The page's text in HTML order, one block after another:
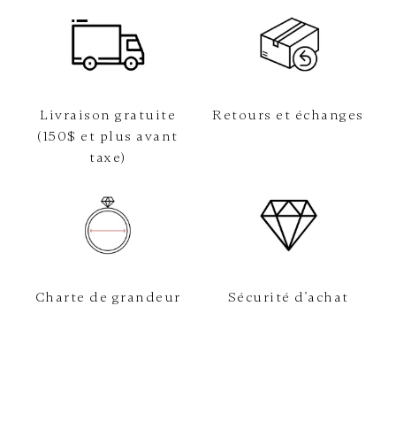
Livraison gratuite
(150$ et plus avant
taxe)
Retours et échanges
Charte de grandeur Sécurité d'achat